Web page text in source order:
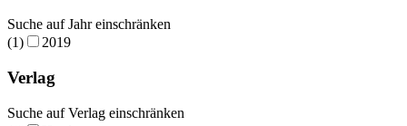
Suche auf Jahr einschränken
(1)
2019
Verlag
Suche auf Verlag einschränken